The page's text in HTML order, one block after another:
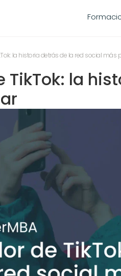
la historia detrás de la red social más
TikTok: la